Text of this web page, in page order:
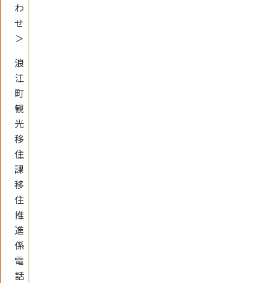
わ
せ
＞
浪
江
町
観
光
移
住
課
移
住
推
進
係
電
話